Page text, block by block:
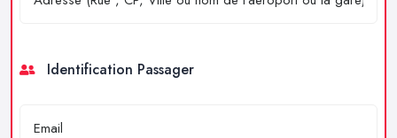
Identification Passager